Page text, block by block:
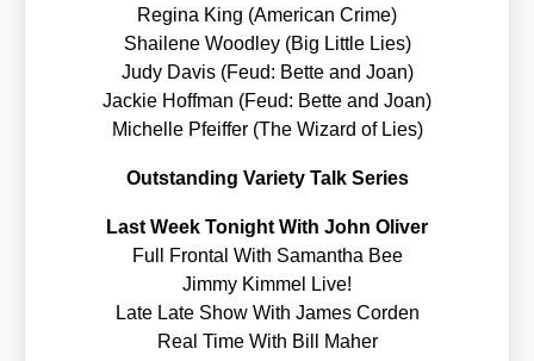
Regi­na King (Ame­ri­can Crime)
Shai­le­ne Wood­ley (Big Litt­le Lies)
Judy Davis (Feud: Bet­te and Joan)
Jackie Hoff­man (Feud: Bet­te and Joan)
Michel­le Pfeif­fer (The Wizard of Lies)
Out­stan­ding Varie­ty Talk Series
Last Week Tonight With John Oli­ver
Full Fron­tal With Saman­tha Bee
Jim­my Kim­mel Live!
Late Late Show With James Cor­den
Real Time With Bill Maher